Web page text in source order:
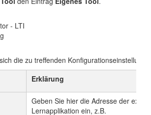
die zu treffenden
Erklärung
Geben Sie hier die Adresse der
Lernapplikation ein, z.B.